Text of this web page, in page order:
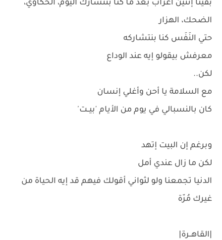
بقينا إتنين أغراب بعد ما كنا بنتشارك اليوم، الحكاوي،
الضحك، الهزار
حتي النَفَس كنا بنتشاركه
معرفش بيقولو إيه عند الوداع
لكن..
مع السلامة يا أحن وأغلي إنسان
كان بالنسبالي في يوم من الأيام 'بيــت'
وبرغم إن البيت إتهد
لكن ما زال عندي أمل
الدنيا تجمعنا ولو لثواني أقولك فيهم قد إيه الحياة من
غيرك مُرّة
|القاهــرة|